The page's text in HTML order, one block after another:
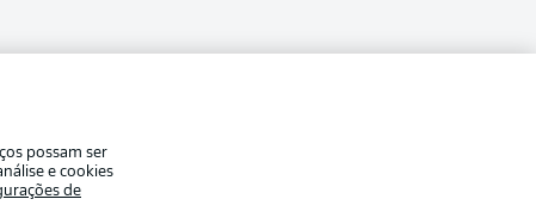
Modo de visualização
uso
possam ser
e cookies
de